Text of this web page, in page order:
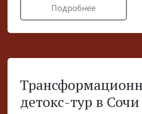
Подробнее
детокс-тур в Сочи